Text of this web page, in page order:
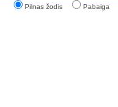
Pilnas žodis Pabaiga